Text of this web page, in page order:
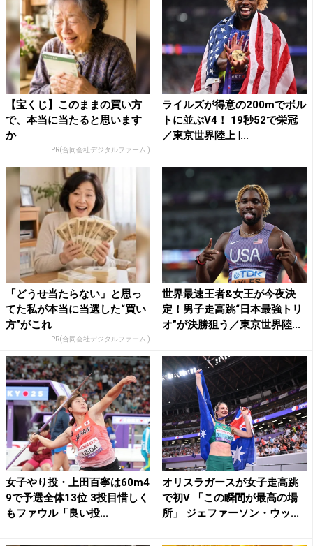
【宝くじ】このままの買い方
で、本当に当たると思います
か
PR(合同会社デジタルファーム )
ライルズが得意の200mでボル
トに並ぶV4！ 19秒52で栄冠
／東京世界陸上 |...
「どうせ当たらない」と思っ
てた私が本当に当選した“買い
方”がこれ
PR(合同会社デジタルファーム )
世界最速王者&女王が今夜決
定！男子走高跳“日本最強トリ
オ”が決勝狙う／東京世界陸...
女子やり投・上田百寧は60m4
9で予選全体13位 3投目惜しく
もファウル「良い投...
オリスラガースが女子走高跳
で初V 「この瞬間が最高の場
所」 ジェファーソン・ウッ...